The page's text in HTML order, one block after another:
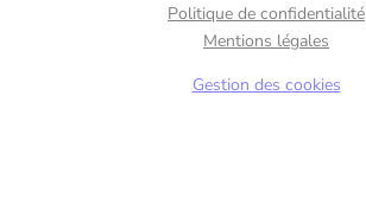
Politique de confidentialité
Mentions légales
Gestion des cookies